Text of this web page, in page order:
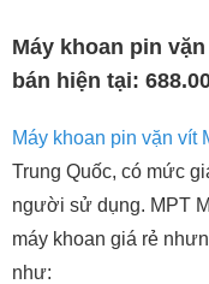
Máy khoan pin
bán hiện tại:
Máy khoan pin vặn vít
Trung Quốc, có mức
người sử dụng. MPT
máy khoan giá rẻ
như: